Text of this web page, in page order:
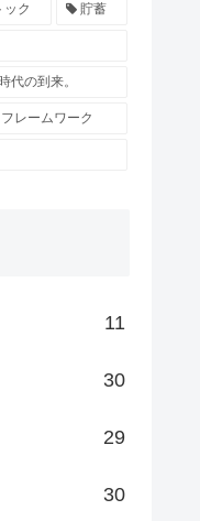
ック 貯蓄
代の到来。
フレームワーク
11
30
29
30